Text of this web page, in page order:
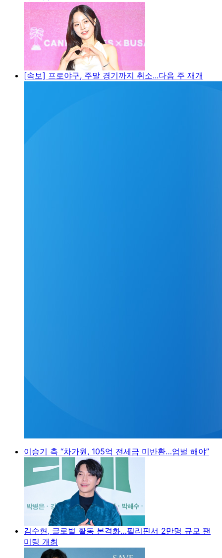
[속보] 프로야구, 주말 경기까지 취소...다음 주 재개
이승기 측 “차가원, 105억 전세금 미반환…엄벌 해야”
김수현, 글로벌 활동 본격화…필리핀서 2만명 규모 팬
미팅 개최